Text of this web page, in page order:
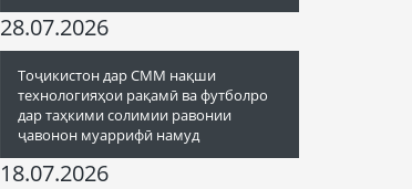
28.07.2026
Тоҷикистон дар СММ нақши
технологияҳои рақамӣ ва футболро
дар таҳкими солимии равонии
ҷавонон муаррифӣ намуд
18.07.2026